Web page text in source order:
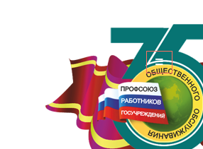
Чеченская
организация
профсоюза
госучреждений и